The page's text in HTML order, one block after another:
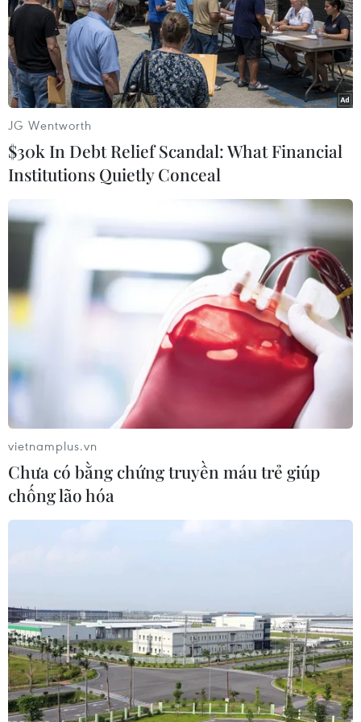
Nga và Ukraine thông báo tiến hành đợt
trao đổi tù binh mới
06/07/2023 14:46
Theo thông báo, máy bay vận tải quân sự của Nga sẽ
đưa những người được trả tự do đến các cơ sở y tế
thuộc Bộ Quốc phòng nước này để điều trị và phục hồi
chức năng.
Nga và Ukraine trả tự do cho gần 200 tù
binh sau các cuộc đàm phán
JG Wentworth
$30k In Debt Relief Scandal: What Financial
Institutions Quietly Conceal
vietnamplus.vn
Chưa có bằng chứng truyền máu trẻ giúp
chống lão hóa